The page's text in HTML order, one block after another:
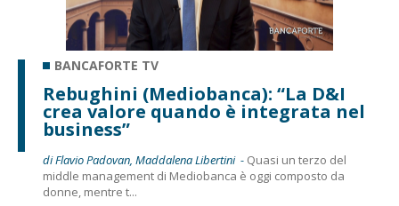
BANCAFORTE TV
Rebughini (Mediobanca): “La D&I
crea valore quando è integrata nel
business”
di Flavio Padovan, Maddalena Libertini - Quasi un terzo del
middle management di Mediobanca è oggi composto da
donne, mentre t...